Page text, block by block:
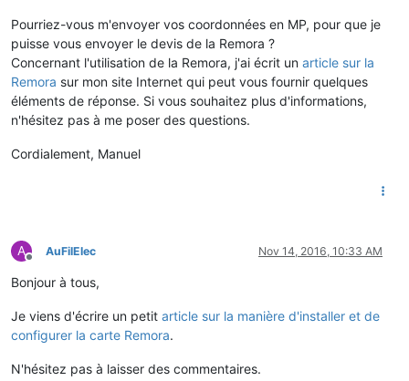
Pourriez-vous m'envoyer vos coordonnées en MP, pour que je
puisse vous envoyer le devis de la Remora ?
Concernant l'utilisation de la Remora, j'ai écrit un article sur la
Remora sur mon site Internet qui peut vous fournir quelques
éléments de réponse. Si vous souhaitez plus d'informations,
n'hésitez pas à me poser des questions.
Cordialement, Manuel
A
Offline
AuFilElec Nov 14, 2016, 10:33 AM
Bonjour à tous,
Je viens d'écrire un petit article sur la manière d'installer et de
configurer la carte Remora.
N'hésitez pas à laisser des commentaires.